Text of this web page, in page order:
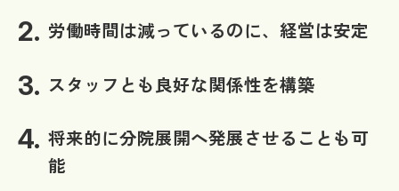
労働時間は減っているのに、経営は安定
スタッフとも良好な関係性を構築
将来的に分院展開へ発展させることも可
能